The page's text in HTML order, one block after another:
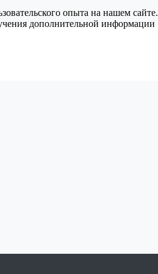
опыта на нашем сайте.
дополнительной информации